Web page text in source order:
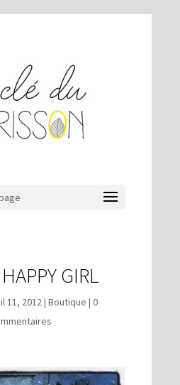
GIRL
11, 2012|Boutique |0